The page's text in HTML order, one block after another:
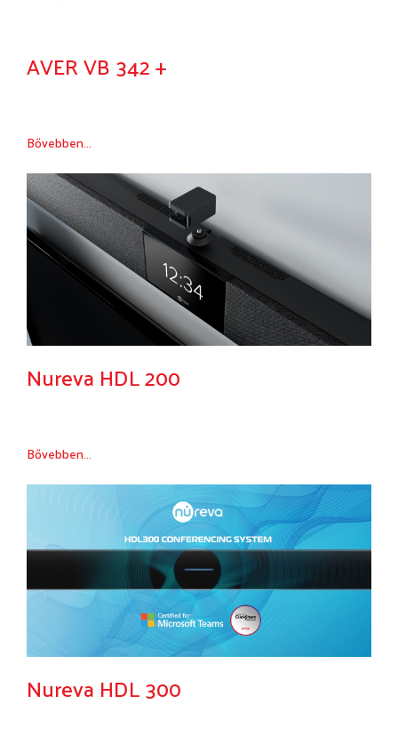
AVER VB 342 +
Bővebben...
Nureva HDL 200
Bővebben...
Nureva HDL 300